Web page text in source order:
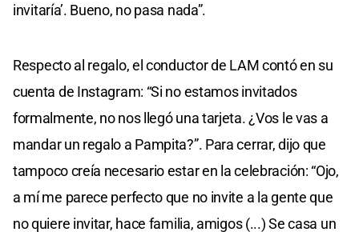
invitaría’. Bueno, no pasa nada”.
Respecto al regalo, el conductor de LAM contó en su
cuenta de Instagram: “Si no estamos invitados
formalmente, no nos llegó una tarjeta. ¿Vos le vas a
mandar un regalo a Pampita?”. Para cerrar, dijo que
tampoco creía necesario estar en la celebración: “Ojo,
a mí me parece perfecto que no invite a la gente que
no quiere invitar, hace familia, amigos (...) Se casa un